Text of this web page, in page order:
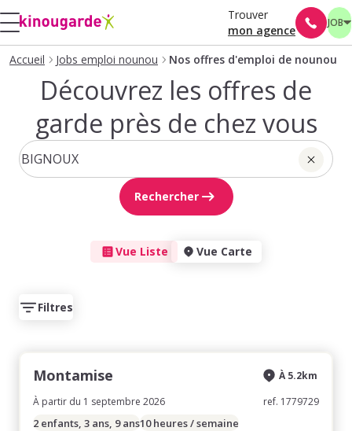
Trouver
mon agence
JOB
Accueil Jobs emploi nounou Nos offres d'emploi de nounou
Découvrez les offres de
garde près de chez vous
Rechercher
Vue Liste Vue Carte
Filtres
Montamise
À partir du 1 septembre 2026
À 5.2km
ref. 1779729
2 enfants, 3 ans, 9 ans10 heures / semaine